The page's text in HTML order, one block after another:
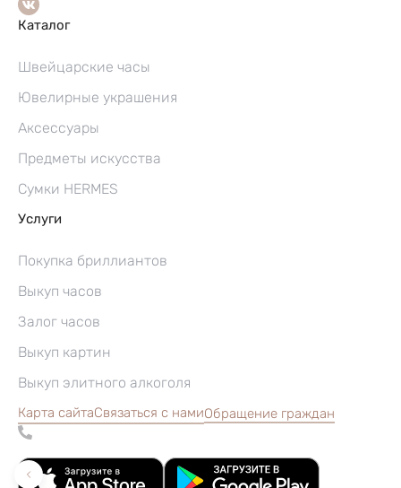
Каталог
Швейцарские часы
Ювелирные украшения
Аксессуары
Предметы искусства
Сумки HERMES
Услуги
Покупка бриллиантов
Выкуп часов
Залог часов
Выкуп картин
Выкуп элитного алкоголя
Карта сайтаСвязаться с намиОбращение граждан